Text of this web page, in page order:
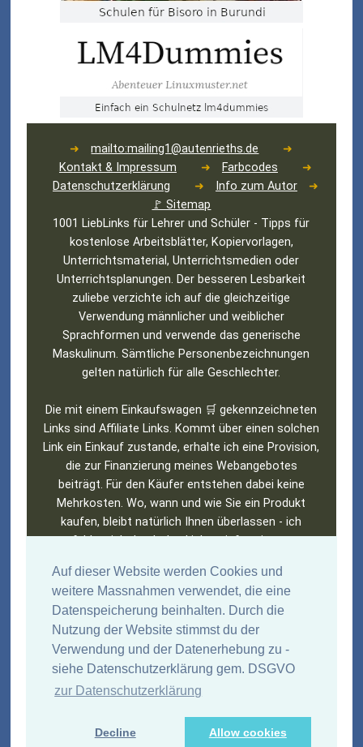
Auf dieser Website werden Cookies und
weitere Massnahmen verwendet, die eine
Datenspeicherung beinhalten. Durch die
Nutzung der Website stimmst du der
Verwendung und der Datenerhebung zu -
siehe Datenschutzerklärung gem. DSGVO
zur Datenschutzerklärung
Decline Allow cookies
➜ mailto:mailing1@autenrieths.de
➜
Kontakt & Impressum
➜ Farbcodes
➜
Datenschutzerklärung
➜ Info zum Autor
➜
🚩 Sitemap
1001 LiebLinks für Lehrer und Schüler - Tipps für
kostenlose Arbeitsblätter, Kopiervorlagen,
Unterrichtsmaterial, Unterrichtsmedien oder
Unterrichtsplanungen. Der besseren Lesbarkeit
zuliebe verzichte ich auf die gleichzeitige
Verwendung männlicher und weiblicher
Sprachformen und verwende das generische
Maskulinum. Sämtliche Personenbezeichnungen
gelten natürlich für alle Geschlechter.
Die mit einem Einkaufswagen 🛒 gekennzeichneten
Links sind Affiliate Links. Kommt über einen solchen
Link ein Einkauf zustande, erhalte ich eine Provision,
die zur Finanzierung meines Webangebotes
beiträgt. Für den Käufer entstehen dabei keine
Mehrkosten. Wo, wann und wie Sie ein Produkt
kaufen, bleibt natürlich Ihnen überlassen - ich
empfehle, sich durch den Link zu informieren - um
Amazon und das Amazon-Logo sind Warenzeichen
von Amazon.com, Inc. oder eines seiner
verbundenen Unternehmen. Entsprechende Links
sind mit einem Einkaufswagen gekennzeichnet 🛒.
Wenn ihr auf einen Amazon-Link klickt, verwendet
Amazon Cookies, speichert IP und Zugriffsdaten.
Siehe➜ Datenschutzerklärung
Viel Erfolg beim Stöbern und ... "don't judge a book